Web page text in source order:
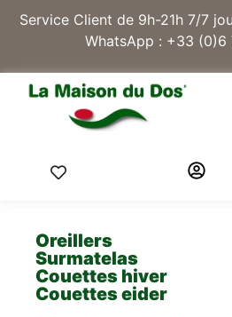
Service Client de 9h-21h 7/7
WhatsApp : +33 (0)6
Oreillers
Surmatelas
Couettes hiver
Couettes eider